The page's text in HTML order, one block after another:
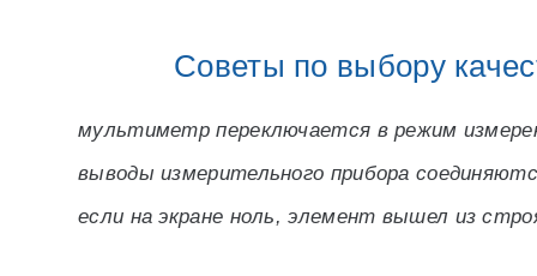
Советы по выбору
мультиметр переключается в режим
выводы измерительного прибора
если на экране ноль, элемент вышел из